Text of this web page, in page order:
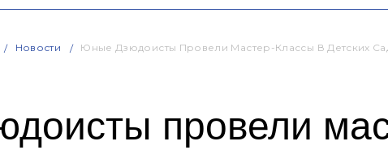
Новости Юные Дзюдоисты Провели Мастер-Классы В Детских
провели